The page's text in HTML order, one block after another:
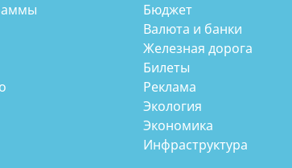
Бюджет
Валюта и банки
Железная дорога
Билеты
Реклама
Экология
Экономика
Инфраструктура